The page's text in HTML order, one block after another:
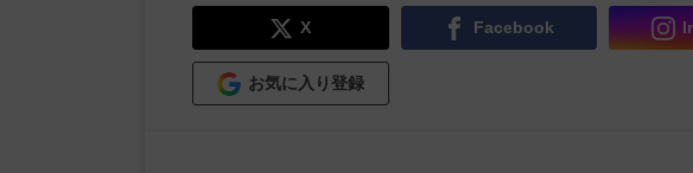
X Facebook
お気に入り登録